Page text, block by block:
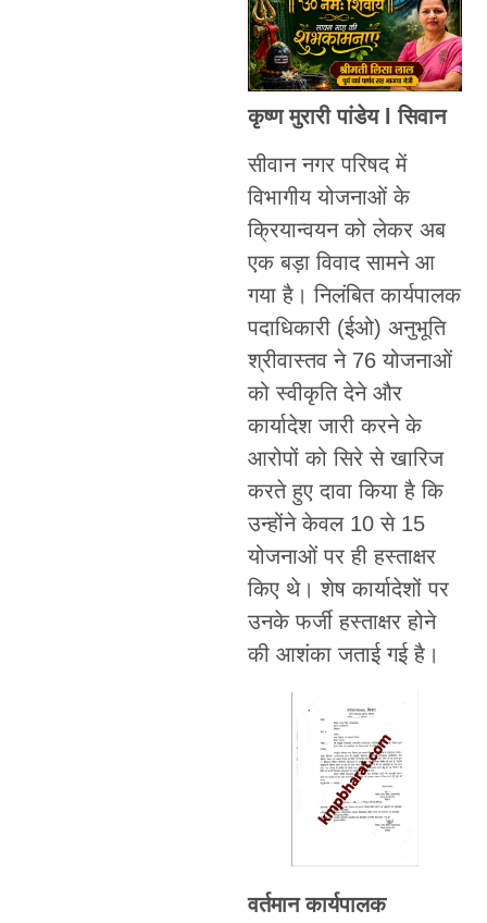
कृष्ण मुरारी पांडेय l सिवान
सीवान नगर परिषद में
विभागीय योजनाओं के
क्रियान्वयन को लेकर अब
एक बड़ा विवाद सामने आ
गया है। निलंबित कार्यपालक
पदाधिकारी (ईओ) अनुभूति
श्रीवास्तव ने 76 योजनाओं
को स्वीकृति देने और
कार्यादेश जारी करने के
आरोपों को सिरे से खारिज
करते हुए दावा किया है कि
उन्होंने केवल 10 से 15
योजनाओं पर ही हस्ताक्षर
किए थे। शेष कार्यादेशों पर
उनके फर्जी हस्ताक्षर होने
की आशंका जताई गई है।
वर्तमान कार्यपालक